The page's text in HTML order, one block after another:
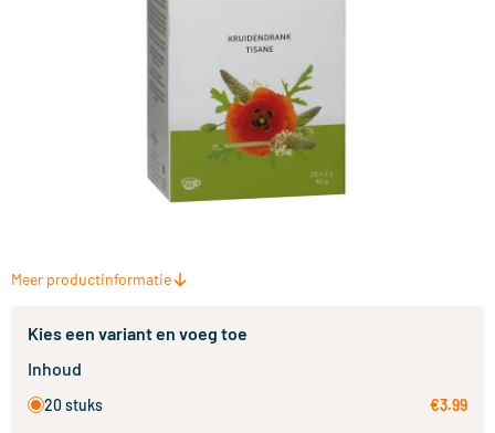
Meer productinformatie
Kies een variant en voeg toe
Inhoud
20 stuks €3.99